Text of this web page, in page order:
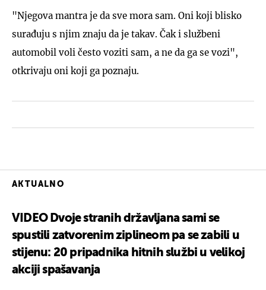
"Njegova mantra je da sve mora sam. Oni koji blisko
surađuju s njim znaju da je takav. Čak i službeni
automobil voli često voziti sam, a ne da ga se vozi",
otkrivaju oni koji ga poznaju.
AKTUALNO
VIDEO Dvoje stranih državljana sami se
spustili zatvorenim ziplineom pa se zabili u
stijenu: 20 pripadnika hitnih službi u velikoj
akciji spašavanja